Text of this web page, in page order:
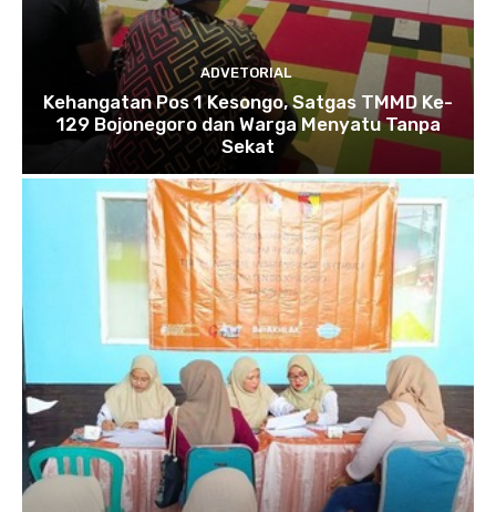
ADVETORIAL
Kehangatan Pos 1 Kesongo, Satgas TMMD Ke-
129 Bojonegoro dan Warga Menyatu Tanpa
Sekat